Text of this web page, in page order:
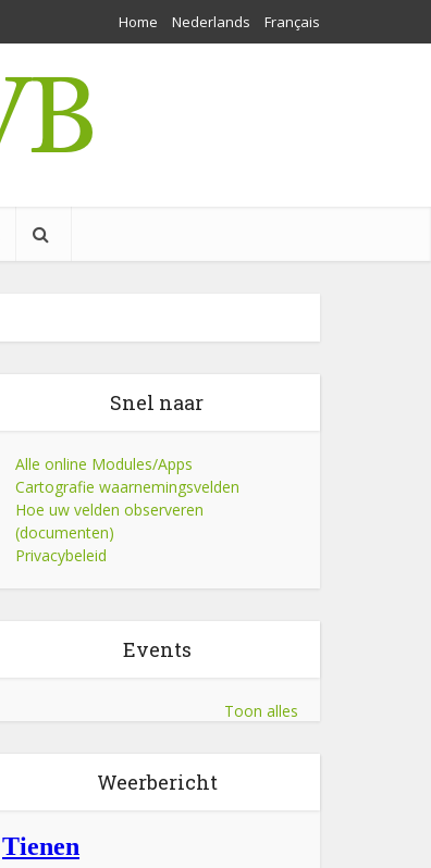
Home Nederlands Français
Snel naar
Alle online Modules/Apps
Cartografie waarnemingsvelden
Hoe uw velden observeren
(documenten)
Privacybeleid
Events
Toon alles
Weerbericht